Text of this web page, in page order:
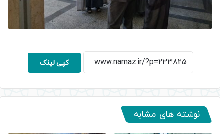
کپی لینک
نوشته های مشابه